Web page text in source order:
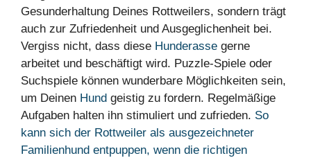
Gesunderhaltung Deines Rottweilers, sondern trägt
auch zur Zufriedenheit und Ausgeglichenheit bei.
Vergiss nicht, dass diese Hunderasse gerne
arbeitet und beschäftigt wird. Puzzle-Spiele oder
Suchspiele können wunderbare Möglichkeiten sein,
um Deinen Hund geistig zu fordern. Regelmäßige
Aufgaben halten ihn stimuliert und zufrieden. So
kann sich der Rottweiler als ausgezeichneter
Familienhund entpuppen, wenn die richtigen